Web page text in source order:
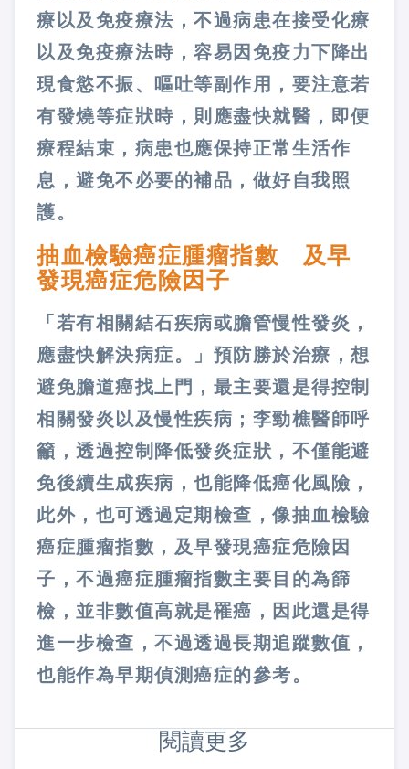
療以及免疫療法，不過病患在接受化療
以及免疫療法時，容易因免疫力下降出
現食慾不振、嘔吐等副作用，要注意若
有發燒等症狀時，則應盡快就醫，即便
療程結束，病患也應保持正常生活作
息，避免不必要的補品，做好自我照
護。
抽血檢驗癌症腫瘤指數 及早
發現癌症危險因子
「若有相關結石疾病或膽管慢性發炎，
應盡快解決病症。」預防勝於治療，想
避免膽道癌找上門，最主要還是得控制
相關發炎以及慢性疾病；李勁樵醫師呼
籲，透過控制降低發炎症狀，不僅能避
免後續生成疾病，也能降低癌化風險，
此外，也可透過定期檢查，像抽血檢驗
癌症腫瘤指數，及早發現癌症危險因
子，不過癌症腫瘤指數主要目的為篩
檢，並非數值高就是罹癌，因此還是得
進一步檢查，不過透過長期追蹤數值，
也能作為早期偵測癌症的參考。
閱讀更多